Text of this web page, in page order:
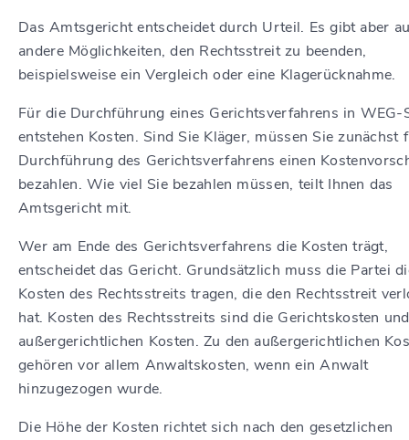
Das Amtsgericht entscheidet durch Urteil. Es gibt aber
andere Möglichkeiten, den Rechtsstreit zu beenden,
beispielsweise ein Vergleich oder eine Klagerücknahme.
Für die Durchführung eines Gerichtsverfahrens in WEG-
entstehen Kosten. Sind Sie Kläger, müssen Sie zunächst
Durchführung des Gerichtsverfahrens einen
bezahlen. Wie viel Sie bezahlen müssen, teilt Ihnen das
Amtsgericht mit.
Wer am Ende des Gerichtsverfahrens die Kosten trägt,
entscheidet das Gericht. Grundsätzlich muss die Partei
Kosten des Rechtsstreits tragen, die den Rechtsstreit
hat. Kosten des Rechtsstreits sind die Gerichtskosten
außergerichtlichen Kosten. Zu den außergerichtlichen
gehören vor allem Anwaltskosten, wenn ein Anwalt
hinzugezogen wurde.
Die Höhe der Kosten richtet sich nach den gesetzlichen